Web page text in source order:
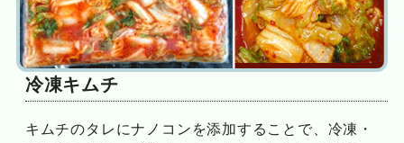
冷凍キムチ
キムチのタレにナノコンを添加することで、冷凍・